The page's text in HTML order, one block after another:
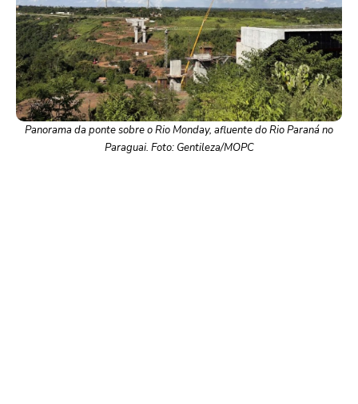
Panorama da ponte sobre o Rio Monday, afluente do Rio Paraná no
Paraguai. Foto: Gentileza/MOPC